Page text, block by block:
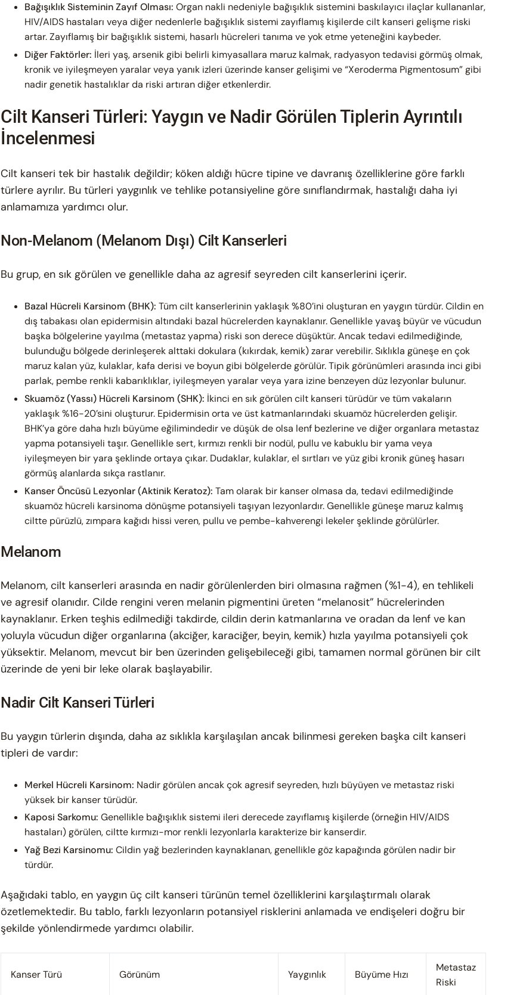
Bağışıklık Sisteminin Zayıf Olması: Organ nakli nedeniyle bağışıklık sistemini baskılayıcı ilaçlar kullananlar,
HIV/AIDS hastaları veya diğer nedenlerle bağışıklık sistemi zayıflamış kişilerde cilt kanseri gelişme riski
artar. Zayıflamış bir bağışıklık sistemi, hasarlı hücreleri tanıma ve yok etme yeteneğini kaybeder.
Diğer Faktörler: İleri yaş, arsenik gibi belirli kimyasallara maruz kalmak, radyasyon tedavisi görmüş olmak,
kronik ve iyileşmeyen yaralar veya yanık izleri üzerinde kanser gelişimi ve “Xeroderma Pigmentosum” gibi
nadir genetik hastalıklar da riski artıran diğer etkenlerdir.
Cilt Kanseri Türleri: Yaygın ve Nadir Görülen Tiplerin Ayrıntılı
İncelenmesi
Cilt kanseri tek bir hastalık değildir; köken aldığı hücre tipine ve davranış özelliklerine göre farklı
türlere ayrılır. Bu türleri yaygınlık ve tehlike potansiyeline göre sınıflandırmak, hastalığı daha iyi
anlamamıza yardımcı olur.
Non-Melanom (Melanom Dışı) Cilt Kanserleri
Bu grup, en sık görülen ve genellikle daha az agresif seyreden cilt kanserlerini içerir.
Bazal Hücreli Karsinom (BHK): Tüm cilt kanserlerinin yaklaşık %80’ini oluşturan en yaygın türdür. Cildin en
dış tabakası olan epidermisin altındaki bazal hücrelerden kaynaklanır. Genellikle yavaş büyür ve vücudun
başka bölgelerine yayılma (metastaz yapma) riski son derece düşüktür. Ancak tedavi edilmediğinde,
bulunduğu bölgede derinleşerek alttaki dokulara (kıkırdak, kemik) zarar verebilir. Sıklıkla güneşe en çok
maruz kalan yüz, kulaklar, kafa derisi ve boyun gibi bölgelerde görülür. Tipik görünümleri arasında inci gibi
parlak, pembe renkli kabarıklıklar, iyileşmeyen yaralar veya yara izine benzeyen düz lezyonlar bulunur.
Skuamöz (Yassı) Hücreli Karsinom (SHK): İkinci en sık görülen cilt kanseri türüdür ve tüm vakaların
yaklaşık %16-20’sini oluşturur. Epidermisin orta ve üst katmanlarındaki skuamöz hücrelerden gelişir.
BHK’ya göre daha hızlı büyüme eğilimindedir ve düşük de olsa lenf bezlerine ve diğer organlara metastaz
yapma potansiyeli taşır. Genellikle sert, kırmızı renkli bir nodül, pullu ve kabuklu bir yama veya
iyileşmeyen bir yara şeklinde ortaya çıkar. Dudaklar, kulaklar, el sırtları ve yüz gibi kronik güneş hasarı
görmüş alanlarda sıkça rastlanır.
Kanser Öncüsü Lezyonlar (Aktinik Keratoz): Tam olarak bir kanser olmasa da, tedavi edilmediğinde
skuamöz hücreli karsinoma dönüşme potansiyeli taşıyan lezyonlardır. Genellikle güneşe maruz kalmış
ciltte pürüzlü, zımpara kağıdı hissi veren, pullu ve pembe-kahverengi lekeler şeklinde görülürler.
Melanom
Melanom, cilt kanserleri arasında en nadir görülenlerden biri olmasına rağmen (%1-4), en tehlikeli
ve agresif olanıdır. Cilde rengini veren melanin pigmentini üreten “melanosit” hücrelerinden
kaynaklanır. Erken teşhis edilmediği takdirde, cildin derin katmanlarına ve oradan da lenf ve kan
yoluyla vücudun diğer organlarına (akciğer, karaciğer, beyin, kemik) hızla yayılma potansiyeli çok
yüksektir. Melanom, mevcut bir ben üzerinden gelişebileceği gibi, tamamen normal görünen bir cilt
üzerinde de yeni bir leke olarak başlayabilir.
Nadir Cilt Kanseri Türleri
Bu yaygın türlerin dışında, daha az sıklıkla karşılaşılan ancak bilinmesi gereken başka cilt kanseri
tipleri de vardır:
Merkel Hücreli Karsinom: Nadir görülen ancak çok agresif seyreden, hızlı büyüyen ve metastaz riski
yüksek bir kanser türüdür.
Kaposi Sarkomu: Genellikle bağışıklık sistemi ileri derecede zayıflamış kişilerde (örneğin HIV/AIDS
hastaları) görülen, ciltte kırmızı-mor renkli lezyonlarla karakterize bir kanserdir.
Yağ Bezi Karsinomu: Cildin yağ bezlerinden kaynaklanan, genellikle göz kapağında görülen nadir bir
türdür.
Aşağıdaki tablo, en yaygın üç cilt kanseri türünün temel özelliklerini karşılaştırmalı olarak
özetlemektedir. Bu tablo, farklı lezyonların potansiyel risklerini anlamada ve endişeleri doğru bir
şekilde yönlendirmede yardımcı olabilir.
Kanser Türü Görünüm Yaygınlık Büyüme Hızı
Metastaz
Riski